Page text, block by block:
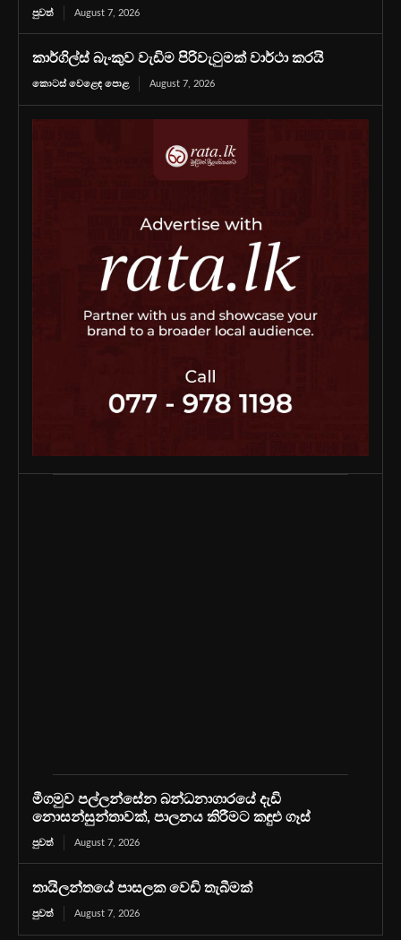
පුවත් August 7, 2026
කාර්ගිල්ස් බැංකුව වැඩිම පිරිවැටුමක් වාර්ථා කරයි
කොටස් වෙළෙඳ පොළ August 7, 2026
මීගමුව පල්ලන්සේන බන්ධනාගාරයේ දැඩි
නොසන්සුන්තාවක්, පාලනය කිරීමට කඳුළු ගෑස්
පුවත් August 7, 2026
තායිලන්තයේ පාසලක වෙඩි තැබීමක්
පුවත් August 7, 2026